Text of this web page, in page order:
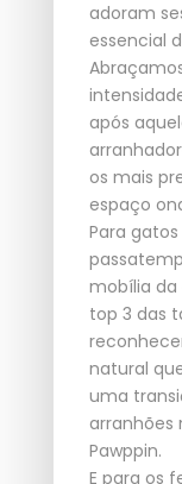
adoram
essencial
após
os mais
espaço
Para
mobília
top 3 das
natural
uma
arranhões
Pawppin.
E para os